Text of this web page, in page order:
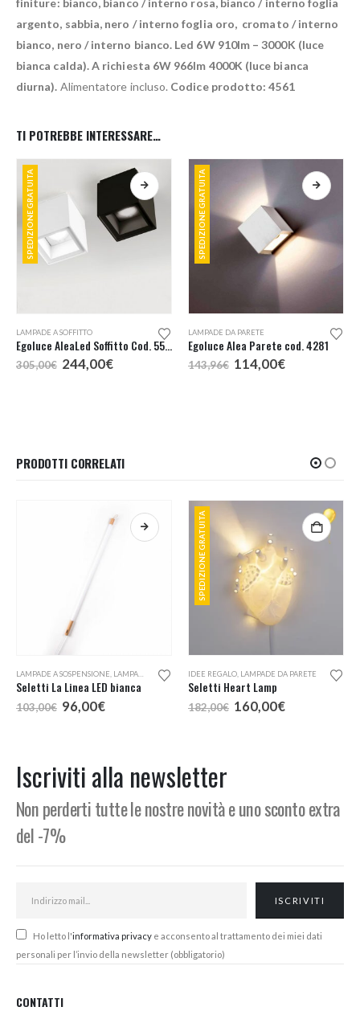
finiture: bianco, bianco / interno rosa, bianco / interno foglia
argento, sabbia, nero / interno foglia oro, cromato / interno
bianco, nero / interno bianco. Led 6W 910lm – 3000K (luce
bianca calda). A richiesta 6W 966lm 4000K (luce bianca
diurna). Alimentatore incluso. Codice prodotto: 4561
TI POTREBBE INTERESSARE…
SPEDIZIONE GRATUITA
Questo prodotto ha più varianti. Le opzioni possono essere scelte nella pagina del prodotto
LAMPADE A SOFFITTO
Egoluce AleaLed Soffitto Cod. 5561
305,00€ Il
prezzo
244,00€Il
SPEDIZIONE GRATUITA
Questo prodotto ha più varianti. Le opzioni possono essere scelte nella pagina del prodotto
LAMPADE DA PARETE
Egoluce Alea Parete cod. 4281
143,96€ Il
prezzo
114,00€Il
PRODOTTI CORRELATI
LAMPADE A SOSPENSIONE LAMPADE DA PARETE
Seletti La Linea LED bianca
103,00€ Il
prezzo
96,00€Il
SPEDIZIONE GRATUITA
IDEE REGALO LAMPADE DA PARETE
Seletti Heart Lamp
182,00€ Il
prezzo
160,00€Il
Iscriviti alla newsletter
Non perderti tutte le nostre novità e uno sconto extra
del -7%
Ho letto l'informativa privacy e acconsento al trattamento dei miei dati
personali per l’invio della newsletter (obbligatorio)
CONTATTI